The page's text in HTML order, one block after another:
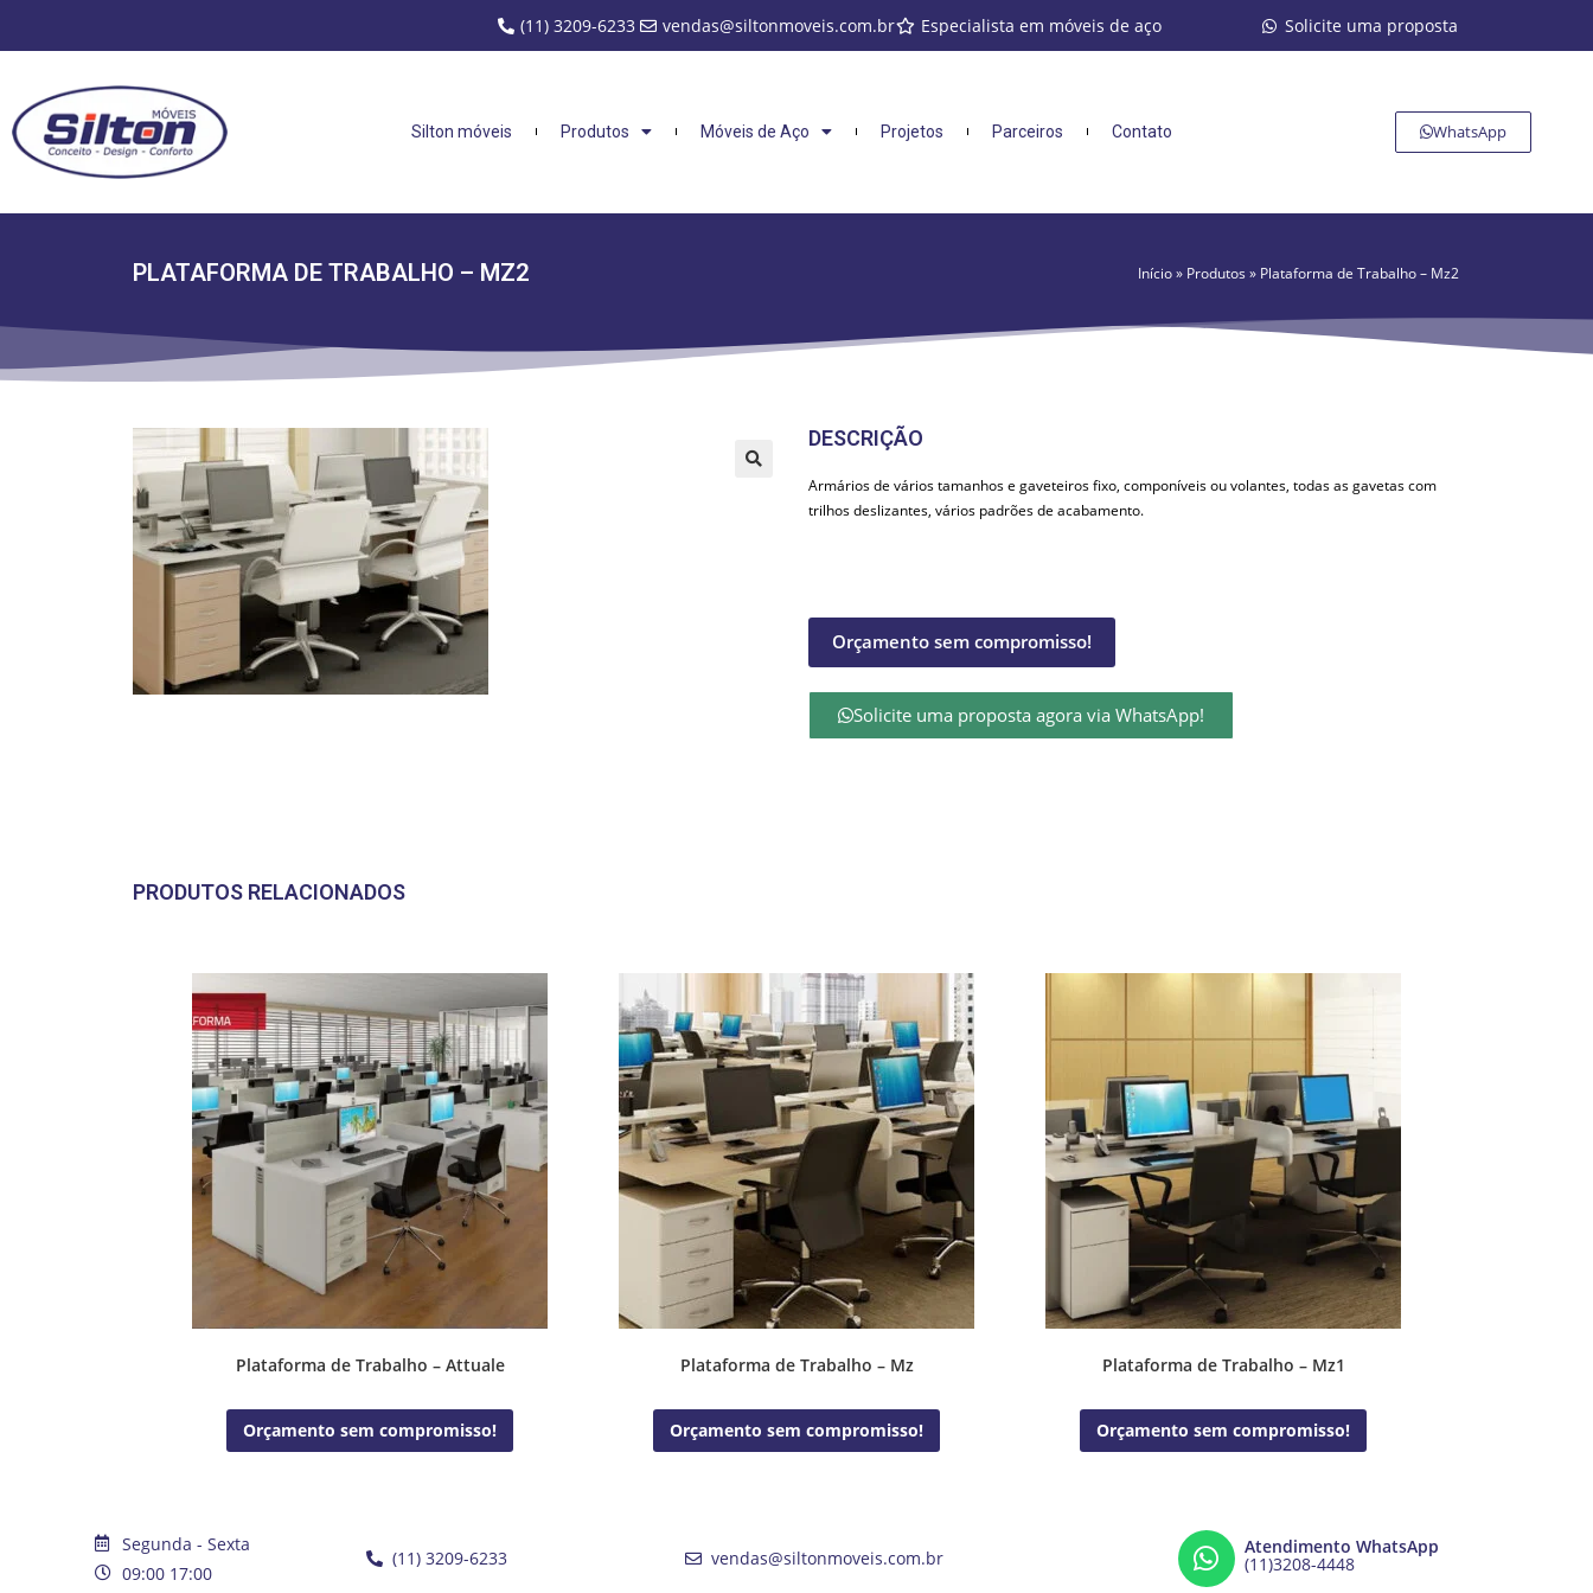
(11) 3209-6233 vendas@siltonmoveis.com.br Especialista em móveis de aço Solicite uma proposta
Silton móveis Produtos Móveis de Aço Projetos Parceiros Contato WhatsApp
PLATAFORMA DE TRABALHO – MZ2 Início» Produtos » Plataforma de Trabalho – Mz2
DESCRIÇÃO
Armários de vários tamanhos e gaveteiros fixo, componíveis ou volantes, todas as gavetas com
trilhos deslizantes, vários padrões de acabamento.
Orçamento sem compromisso!
Solicite uma proposta agora via WhatsApp!
PRODUTOS RELACIONADOS
Plataforma de Trabalho – Attuale
Orçamento sem compromisso!
Plataforma de Trabalho – Mz
Orçamento sem compromisso!
Plataforma de Trabalho – Mz1
Orçamento sem compromisso!
Segunda - Sexta
09:00 17:00
(11) 3209-6233 vendas@siltonmoveis.com.br
Atendimento WhatsApp
(11)3208-4448